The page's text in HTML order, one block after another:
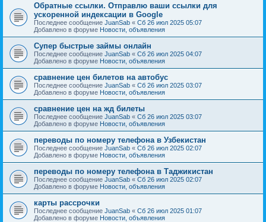
Обратные ссылки. Отправлю ваши ссылки для
ускоренной индексации в Google
Последнее сообщение JuanSab « Сб 26 июл 2025 05:07
Добавлено в форуме Новости, объявления
Супер быстрые займы онлайн
Последнее сообщение JuanSab « Сб 26 июл 2025 04:07
Добавлено в форуме Новости, объявления
сравнение цен билетов на автобус
Последнее сообщение JuanSab « Сб 26 июл 2025 03:07
Добавлено в форуме Новости, объявления
сравнение цен на жд билеты
Последнее сообщение JuanSab « Сб 26 июл 2025 03:07
Добавлено в форуме Новости, объявления
переводы по номеру телефона в Узбекистан
Последнее сообщение JuanSab « Сб 26 июл 2025 02:07
Добавлено в форуме Новости, объявления
переводы по номеру телефона в Таджикистан
Последнее сообщение JuanSab « Сб 26 июл 2025 02:07
Добавлено в форуме Новости, объявления
карты рассрочки
Последнее сообщение JuanSab « Сб 26 июл 2025 01:07
Добавлено в форуме Новости, объявления